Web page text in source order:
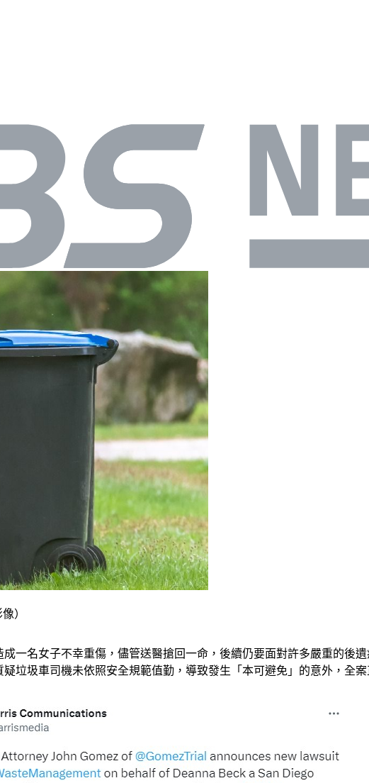
）
一名女子不幸重傷，儘管送醫搶回一命，後續仍要面對許多嚴重的後
垃圾車司機未依照安全規範值勤，導致發生「本可避免」的意外，全案